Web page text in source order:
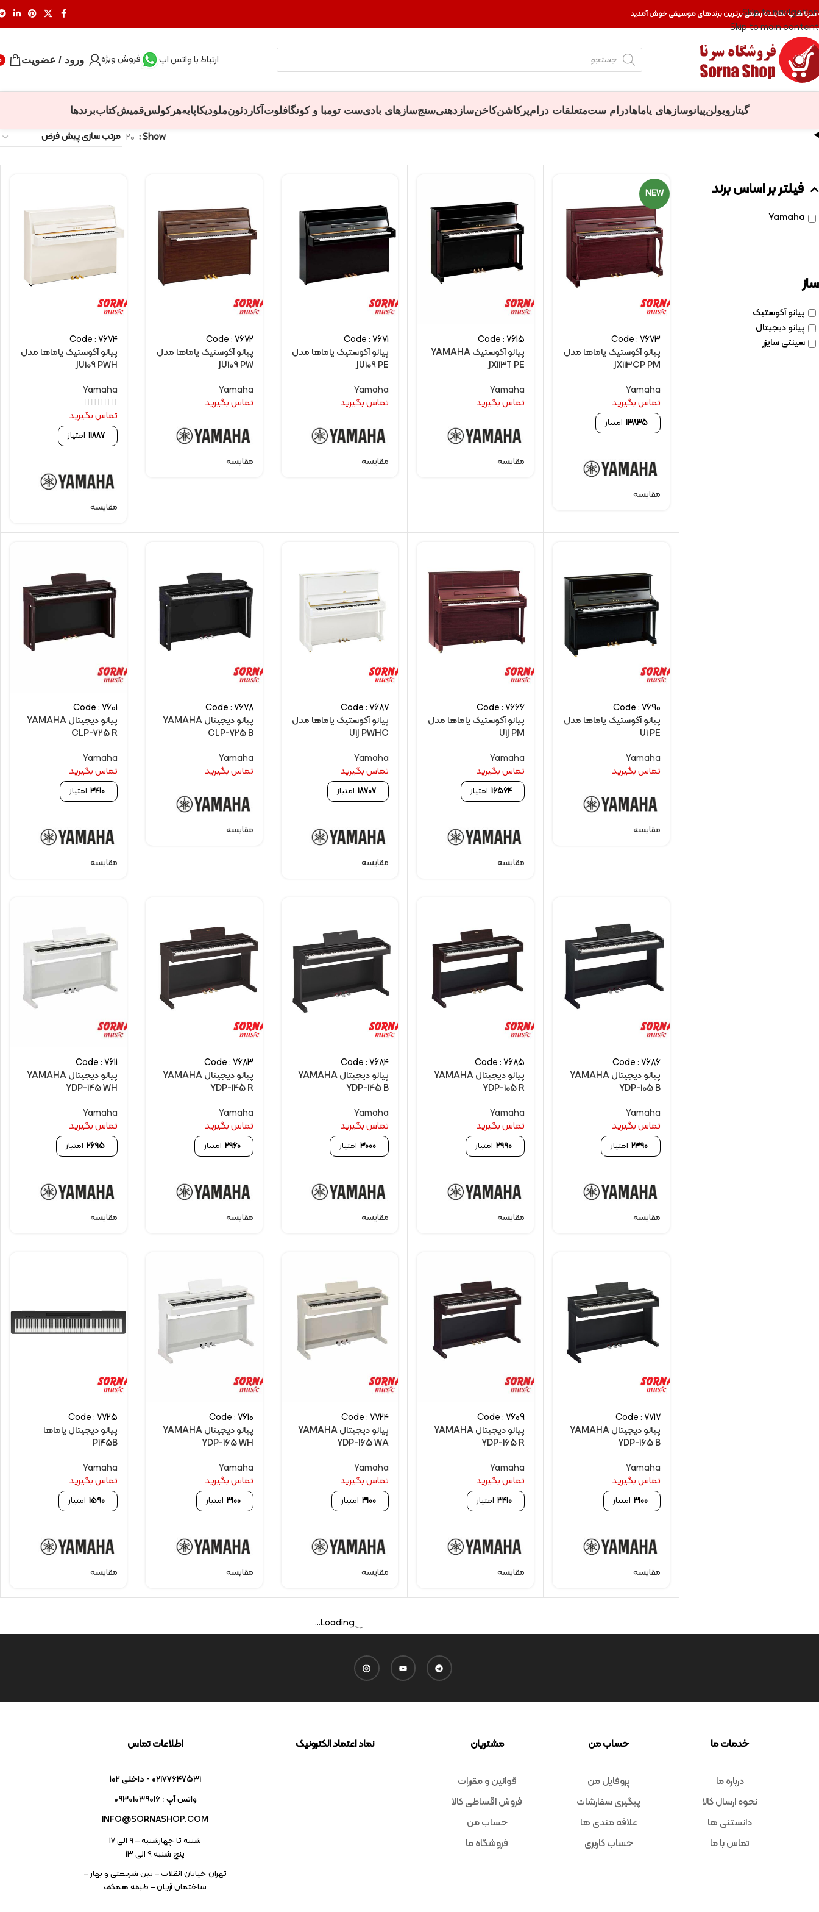
Skip to navigation
Skip to main content
سرنا شاپ نماینده رسمی برترین برندهای موسیقی خوش آمدید
ارتباط با واتس اپ فروش ویژه ورود / عضویت
گیتار ویولنپیانوسازهای یاماهادرام ستمتعلقات درامپرکاشنکاخنسازدهنیسنجسازهای بادیست تومبا و کونگافلوت آکاردئونملودیکاپایههرکولسقمیشکتاببرندها
فیلتر بر اساس برند
Yamaha
ساز
پیانو آکوستیک
پیانو دیجیتال
سینتی سایزر
Show ۲۰
NEW
Code : 7673
پیانو آکوستیک یاماها مدل
JX113CP PM
Yamaha
تماس بگیرید
13835 امتیاز
مقایسه
Code : 7615
پیانو آکوستیک YAMAHA
JX113T PE
Yamaha
تماس بگیرید
مقایسه
Code : 7671
پیانو آکوستیک یاماها مدل
JU109 PE
Yamaha
تماس بگیرید
مقایسه
Code : 7672
پیانو آکوستیک یاماها مدل
JU109 PW
Yamaha
تماس بگیرید
مقایسه
Code : 7674
پیانو آکوستیک یاماها مدل
JU109 PWH
Yamaha
تماس بگیرید
11887 امتیاز
مقایسه
Code : 7690
پیانو آکوستیک یاماها مدل
U1 PE
Yamaha
تماس بگیرید
مقایسه
Code : 7666
پیانو آکوستیک یاماها مدل
U1J PM
Yamaha
تماس بگیرید
16564 امتیاز
مقایسه
Code : 7687
پیانو آکوستیک یاماها مدل
U1J PWHC
Yamaha
تماس بگیرید
18707 امتیاز
مقایسه
Code : 7678
پیانو دیجیتال YAMAHA
CLP-725 B
Yamaha
تماس بگیرید
مقایسه
Code : 7601
پیانو دیجیتال YAMAHA
CLP-725 R
Yamaha
تماس بگیرید
3410 امتیاز
مقایسه
Code : 7686
پیانو دیجیتال YAMAHA
YDP-105 B
Yamaha
تماس بگیرید
2390 امتیاز
مقایسه
Code : 7685
پیانو دیجیتال YAMAHA
YDP-105 R
Yamaha
تماس بگیرید
2990 امتیاز
مقایسه
Code : 7684
پیانو دیجیتال YAMAHA
YDP-145 B
Yamaha
تماس بگیرید
3000 امتیاز
مقایسه
Code : 7683
پیانو دیجیتال YAMAHA
YDP-145 R
Yamaha
تماس بگیرید
2960 امتیاز
مقایسه
Code : 7611
پیانو دیجیتال YAMAHA
YDP-145 WH
Yamaha
تماس بگیرید
2695 امتیاز
مقایسه
Code : 7717
پیانو دیجیتال YAMAHA
YDP-165 B
Yamaha
تماس بگیرید
3100 امتیاز
مقایسه
Code : 7609
پیانو دیجیتال YAMAHA
YDP-165 R
Yamaha
تماس بگیرید
3410 امتیاز
مقایسه
Code : 7724
پیانو دیجیتال YAMAHA
YDP-165 WA
Yamaha
تماس بگیرید
3100 امتیاز
مقایسه
Code : 7610
پیانو دیجیتال YAMAHA
YDP-165 WH
Yamaha
تماس بگیرید
3100 امتیاز
مقایسه
Code : 7725
پیانو دیجیتال یاماها
P145B
Yamaha
تماس بگیرید
1590 امتیاز
مقایسه
پیانو دیجیتال یاماها
P225B
Yamaha
تماس بگیرید
پیانو دیجیتال یاماها
P45B
Yamaha
تماس بگیرید
سینتی سایزر YAMAHA
REFACE DX/E